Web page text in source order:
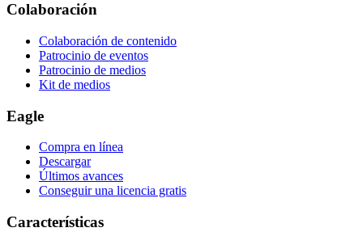
Colaboración
Colaboración de contenido
Patrocinio de eventos
Patrocinio de medios
Kit de medios
Eagle
Compra en línea
Descargar
Últimos avances
Conseguir una licencia gratis
Características